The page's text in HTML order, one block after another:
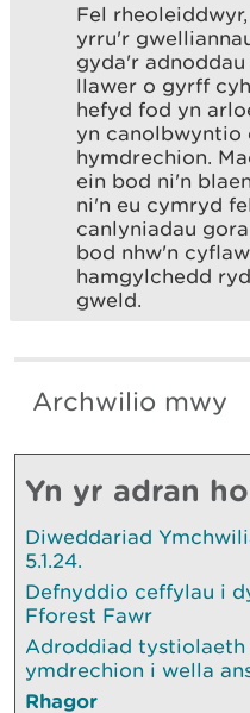
Fel
yrru'r
gyda'r adnoddau
llawer o gyrff
hefyd fod yn
yn canolbwyntio
hymdrechion.
ein bod ni'n
ni'n eu cymryd
canlyniadau
bod nhw'n
hamgylchedd
gweld.
Archwilio mwy
Yn yr adran
Diweddariad
5.1.24.
Defnyddio ceffylau i
Fforest Fawr
Adroddiad
ymdrechion i wella
Rhagor